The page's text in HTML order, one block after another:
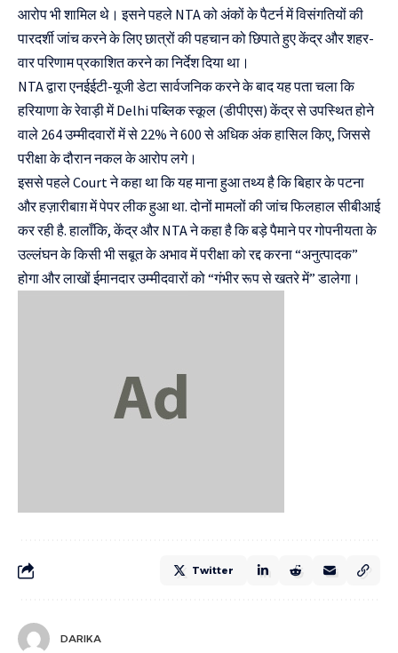
आरोप भी शामिल थे। इसने पहले NTA को अंकों के पैटर्न में विसंगतियों की
पारदर्शी जांच करने के लिए छात्रों की पहचान को छिपाते हुए केंद्र और शहर-
वार परिणाम प्रकाशित करने का निर्देश दिया था।
NTA द्वारा एनईईटी-यूजी डेटा सार्वजनिक करने के बाद यह पता चला कि
हरियाणा के रेवाड़ी में Delhi पब्लिक स्कूल (डीपीएस) केंद्र से उपस्थित होने
वाले 264 उम्मीदवारों में से 22% ने 600 से अधिक अंक हासिल किए, जिससे
परीक्षा के दौरान नकल के आरोप लगे।
इससे पहले Court ने कहा था कि यह माना हुआ तथ्य है कि बिहार के पटना
और हज़ारीबाग़ में पेपर लीक हुआ था. दोनों मामलों की जांच फिलहाल सीबीआई
कर रही है. हालाँकि, केंद्र और NTA ने कहा है कि बड़े पैमाने पर गोपनीयता के
उल्लंघन के किसी भी सबूत के अभाव में परीक्षा को रद्द करना “अनुत्पादक”
होगा और लाखों ईमानदार उम्मीदवारों को “गंभीर रूप से खतरे में” डालेगा।
Twitter
DARIKA